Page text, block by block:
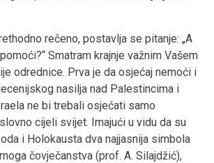
rečeno, postavlja se pitanje: „A
Smatram krajnje važnim Vašem
odrednice. Prva je da osjećaj nemoći i
nasilja nad Palestincima i
ne bi trebali osjećati samo
cijeli svijet. Imajući u vidu da su
i Holokausta dva najjasnija simbola
čovječanstva (prof. A. Silajdžić),